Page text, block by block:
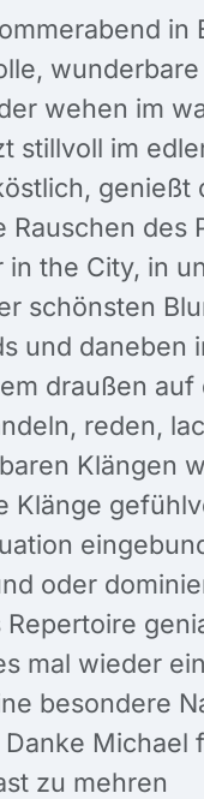
in
wehen im
stillvoll im
genießt
Rauschen des
in the City, in
schönsten
und daneben
draußen auf
reden,
Klängen
Klänge
oder
Repertoire
mal wieder
besondere
Michael
zu mehren